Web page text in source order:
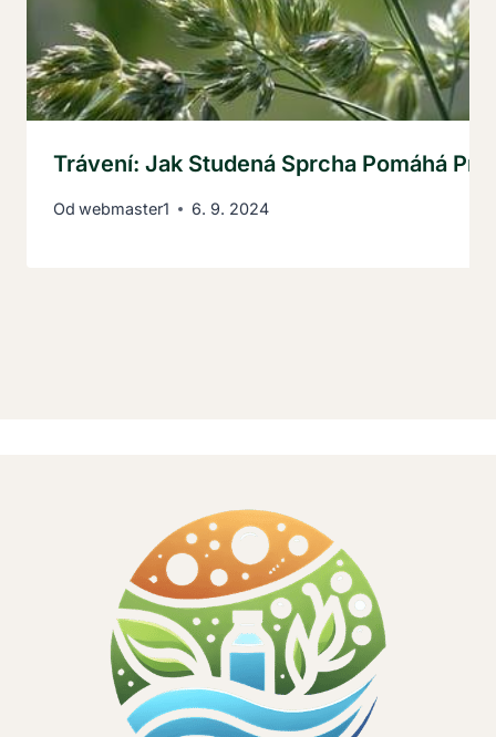
Trávení: Jak Studená Sprcha Pomáhá
Od webmaster1 6. 9. 2024